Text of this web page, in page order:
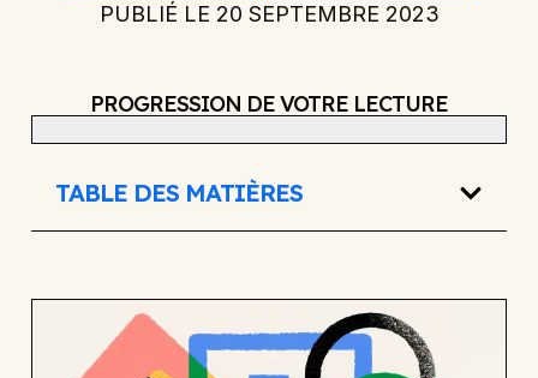
PUBLIÉ LE 20 SEPTEMBRE 2023
PROGRESSION DE VOTRE LECTURE
TABLE DES MATIÈRES